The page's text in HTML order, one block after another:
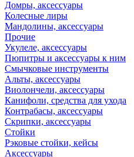
Домры, аксессуары
Колесные лиры
Мандолины, аксессуары
Прочие
Укулеле, аксессуары
Пюпитры и аксессуары к ним
Смычковые инструменты
Альты, аксессуары
Виолончели, аксессуары
Канифоли, средства для ухода
Контрабасы, аксессуары
Скрипки, аксессуары
Стойки
Рэковые стойки, кейсы
Аксессуары